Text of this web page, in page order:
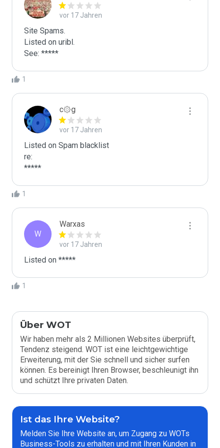
vor 17 Jahren
Site Spams.
Listed on uribl.
See: *****
1
c۞g
vor 17 Jahren
Listed on Spam blacklist
re:
*****
1
W
Warxas
vor 17 Jahren
Listed on *****
1
Über WOT
Wir haben mehr als 2 Millionen Websites überprüft,
Tendenz steigend. WOT ist eine leichtgewichtige
Erweiterung, mit der Sie schnell und sicher surfen
können. Es bereinigt Ihren Browser, beschleunigt ihn
und schützt Ihre privaten Daten.
Ist das Ihre Website?
Melden Sie Ihre Website an, um Zugang zu WOTs
Business-Tools zu erhalten und mit Ihren Kunden in